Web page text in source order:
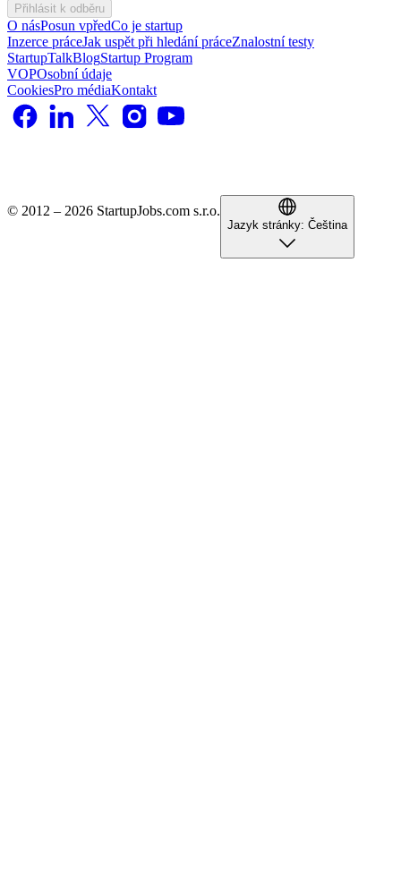
Přihlásit k odběru
O násPosun vpředCo je startup
Inzerce práceJak uspět při hledání práceZnalostní testy
StartupTalkBlogStartup Program
VOPOsobní údaje
CookiesPro médiaKontakt
© 2012 – 2026 StartupJobs.com s.r.o.
Jazyk stránky: Čeština